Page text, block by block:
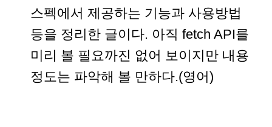
스펙에서 제공하는 기능과 사용방법
등을 정리한 글이다. 아직 fetch API를
미리 볼 필요까진 없어 보이지만 내용
정도는 파악해 볼 만하다.(영어)